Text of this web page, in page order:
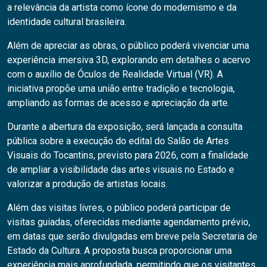
a relevância da artista como ícone do modernismo e da
identidade cultural brasileira.
Além de apreciar as obras, o público poderá vivenciar uma
experiência imersiva 3D, explorando em detalhes o acervo
com o auxílio de Óculos de Realidade Virtual (VR). A
iniciativa propõe uma união entre tradição e tecnologia,
ampliando as formas de acesso e apreciação da arte.
Durante a abertura da exposição, será lançada a consulta
pública sobre a execução do edital do Salão de Artes
Visuais do Tocantins, previsto para 2026, com a finalidade
de ampliar a visibilidade das artes visuais no Estado e
valorizar a produção de artistas locais.
Além das visitas livres, o público poderá participar de
visitas guiadas, oferecidas mediante agendamento prévio,
em datas que serão divulgadas em breve pela Secretaria de
Estado da Cultura. A proposta busca proporcionar uma
experiência mais aprofundada, permitindo que os visitantes